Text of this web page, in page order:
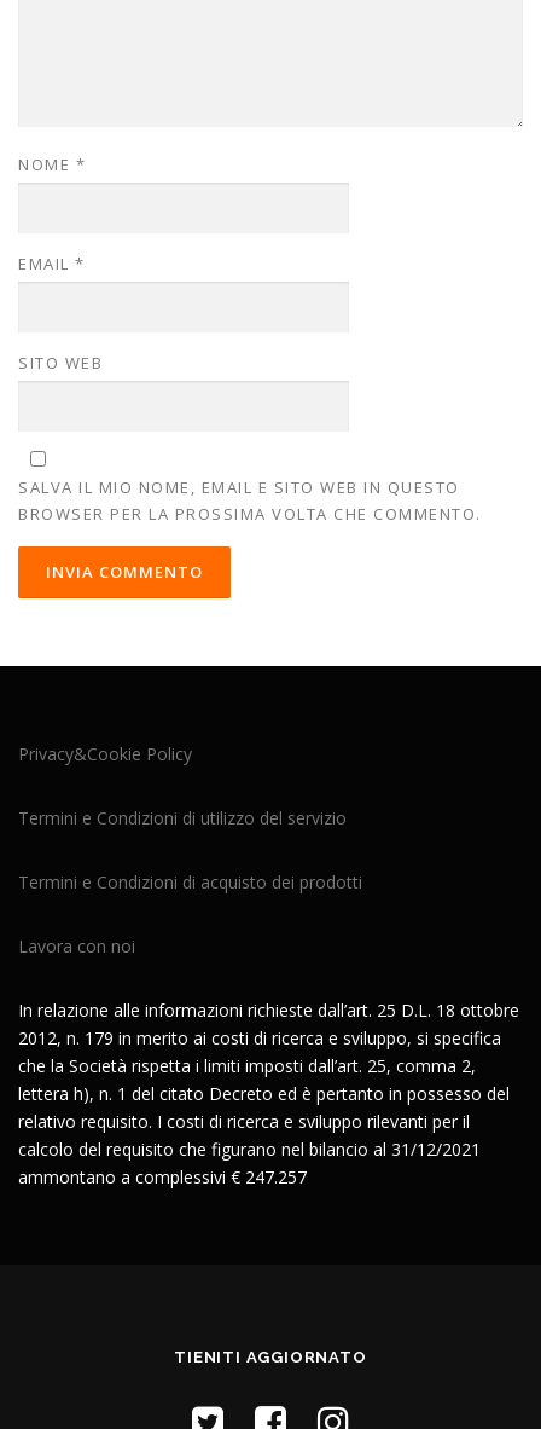
NOME *
EMAIL *
SITO WEB
SALVA IL MIO NOME, EMAIL E SITO WEB IN QUESTO
BROWSER PER LA PROSSIMA VOLTA CHE COMMENTO.
Privacy&Cookie Policy
Termini e Condizioni di utilizzo del servizio
Termini e Condizioni di acquisto dei prodotti
Lavora con noi
In relazione alle informazioni richieste dall’art. 25 D.L. 18 ottobre
2012, n. 179 in merito ai costi di ricerca e sviluppo, si specifica
che la Società rispetta i limiti imposti dall’art. 25, comma 2,
lettera h), n. 1 del citato Decreto ed è pertanto in possesso del
relativo requisito. I costi di ricerca e sviluppo rilevanti per il
calcolo del requisito che figurano nel bilancio al 31/12/2021
ammontano a complessivi € 247.257
TIENITI AGGIORNATO